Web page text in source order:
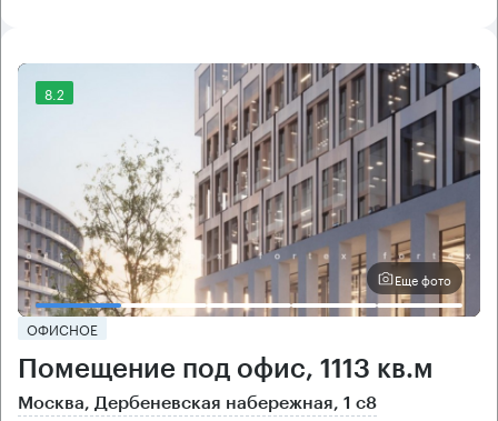
8.2
Еще фото
ОФИСНОЕ
Помещение под офис, 1113 кв.м
Москва, Дербеневская набережная, 1 с8